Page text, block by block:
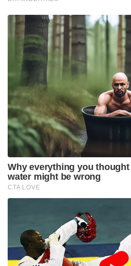
Why everything you
water might be wrong
CTA LOVE